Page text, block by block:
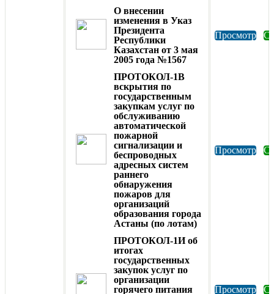
О внесении
изменения в Указ
Президента
Республики
Казахстан от 3 мая
2005 года №1567
Просмотр
ПРОТОКОЛ-1В
вскрытия по
государственным
закупкам услуг по
обслуживанию
автоматической
пожарной
сигнализации и
беспроводных
адресных систем
раннего
обнаружения
пожаров для
организаций
образования города
Астаны (по лотам)
Просмотр
ПРОТОКОЛ-1И об
итогах
государственных
закупок услуг по
организации
горячего питания
Просмотр